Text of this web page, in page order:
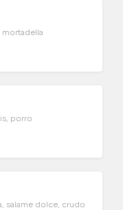
mortadella
porro
salame dolce, crudo